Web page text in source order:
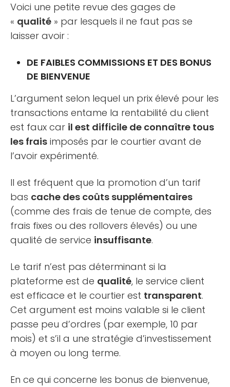
Voici une petite revue des gages de
« qualité » par lesquels il ne faut pas se
laisser avoir :
DE FAIBLES COMMISSIONS ET DES BONUS
DE BIENVENUE
L’argument selon lequel un prix élevé pour les
transactions entame la rentabilité du client
est faux car il est difficile de connaître tous
les frais imposés par le courtier avant de
l’avoir expérimenté.
Il est fréquent que la promotion d’un tarif
bas cache des coûts supplémentaires
(comme des frais de tenue de compte, des
frais fixes ou des rollovers élevés) ou une
qualité de service insuffisante.
Le tarif n’est pas déterminant si la
plateforme est de qualité, le service client
est efficace et le courtier est transparent.
Cet argument est moins valable si le client
passe peu d’ordres (par exemple, 10 par
mois) et s’il a une stratégie d’investissement
à moyen ou long terme.
En ce qui concerne les bonus de bienvenue,